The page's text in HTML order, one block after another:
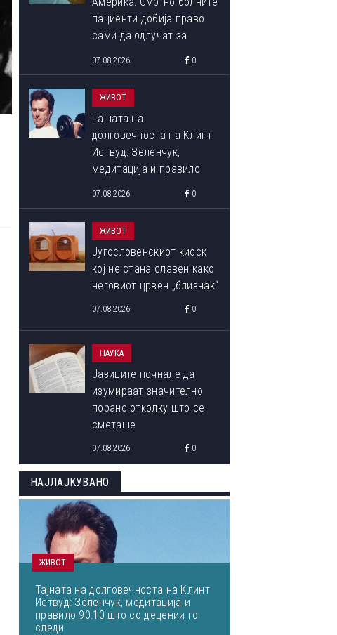
пациенти добија право
сами да одлучат за
07.08.2026 0
ЖИВОТ
Тајната на
долговечноста на Клинт
Иствуд: Зеленчук,
медитација и правило
07.08.2026 0
ЖИВОТ
Југословенскиот киоск
кој не стана славен како
неговиот црвен „близнак“
07.08.2026 0
НАУКА
Јазиците почнале да
изумираат значително
порано отколку што се
сметаше
07.08.2026 0
НАЈЛАЈКУВАНО
ЖИВОТ
Тајната на долговечноста на Клинт
Иствуд: Зеленчук, медитација и
правило 90:10 што со децении го
следи